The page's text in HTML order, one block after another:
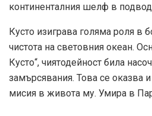
континенталния шелф в
Кусто изиграва голяма роля в
чистота на световния океан.
Кусто“, чиятодейност била
замърсявания. Това се оказва
мисия в живота му. Умира в